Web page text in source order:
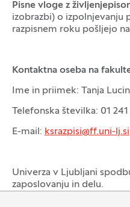
Pisne vloge z
izobrazbi) o
razpisnem roku pošljejo
Kontaktna oseba na
Ime in priimek: Tanja Lucin
Telefonska številka: 01 241
E-mail: ksrazpisi@ff.uni-lj.si
Univerza v Ljubljani
zaposlovanju in delu.